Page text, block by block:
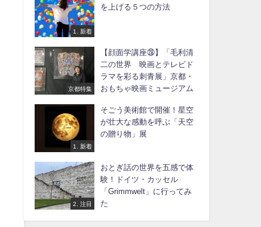
1. 新着
を上げる５つの方法
京都特集
【顔面学講座㉘】「毛利清
二の世界 映画とテレビド
ラマを彩る刺青展」京都・
おもちゃ映画ミュージアム
1. 新着
そごう美術館で開催！星空
が壮大な感動を呼ぶ「天空
の贈り物」展
2. 注目
おとぎ話の世界を五感で体
験！ドイツ・カッセル
「Grimmwelt」に行ってみ
た